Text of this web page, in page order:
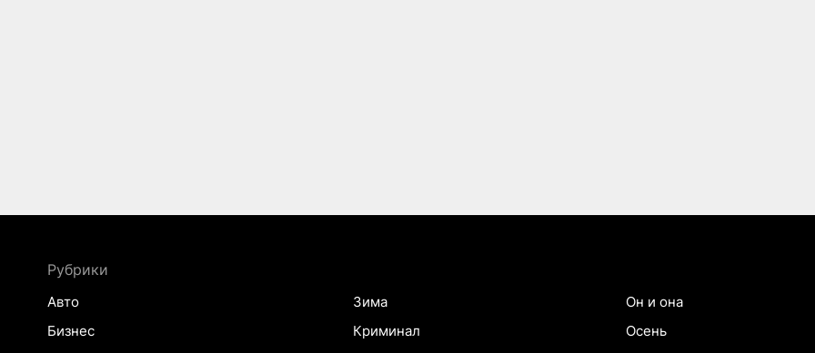
Рубрики
Авто
Бизнес
Зима
Криминал
Он и она
Осень